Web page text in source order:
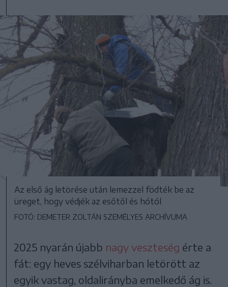
Az első ág letörése után lemezzel födték be az
üreget, hogy védjék az esőtől és hótól
FOTÓ: DEMETER ZOLTÁN SZEMÉLYES ARCHÍVUMA
2025 nyarán újabb nagy veszteség érte a
fát: egy heves szélviharban letörött az
egyik vastag, oldalirányba emelkedő ág is.